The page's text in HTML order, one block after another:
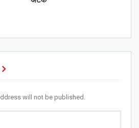
will not be published.